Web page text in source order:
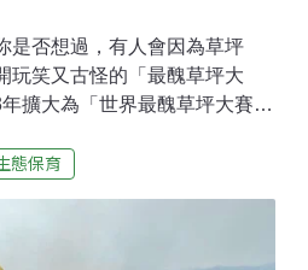
是否想過，有人會因為草坪
玩笑又古怪的「最醜草坪大
擴大為「世界最醜草坪大賽」
受《環境資訊中心》專訪時解
也向台灣招手，歡迎大家加入
更懂醜草坪的精髓？修剪整
態保育